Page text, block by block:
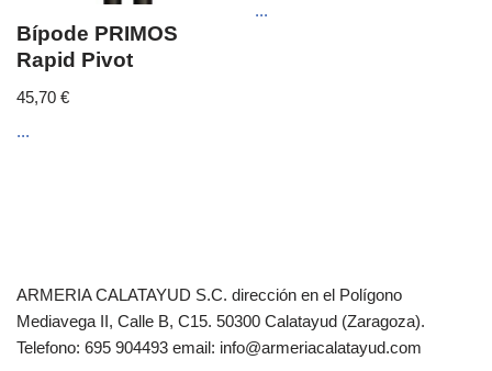
Bípode PRIMOS
Rapid Pivot
45,70 €
...
...
ARMERIA CALATAYUD S.C. dirección en el Polígono
Mediavega II, Calle B, C15. 50300 Calatayud (Zaragoza).
Telefono: 695 904493 email: info@armeriacalatayud.com